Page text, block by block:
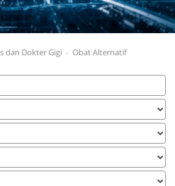
dan Dokter Gigi Obat Alternatif